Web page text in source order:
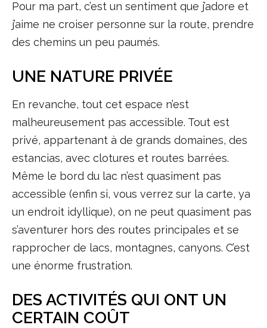
Pour ma part, c’est un sentiment que j’adore et
j’aime ne croiser personne sur la route, prendre
des chemins un peu paumés.
UNE NATURE PRIVÉE
En revanche, tout cet espace n’est
malheureusement pas accessible. Tout est
privé, appartenant à de grands domaines, des
estancias, avec clotures et routes barrées.
Même le bord du lac n’est quasiment pas
accessible (enfin si, vous verrez sur la carte, ya
un endroit idyllique), on ne peut quasiment pas
s’aventurer hors des routes principales et se
rapprocher de lacs, montagnes, canyons. C’est
une énorme frustration.
DES ACTIVITÉS QUI ONT UN
CERTAIN COÛT